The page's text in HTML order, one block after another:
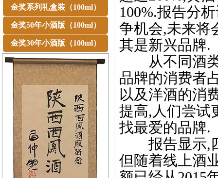
金奖系列礼盒装（100ml）
金奖50年小酒版（100ml）
金奖30年小酒版（100ml）
100%.报告分
争机会,未来将
其是新兴品牌.
从不同酒类
品牌的消费者
以及洋酒的消
提高,人们尝试
找最爱的品牌.
报告显示,四
但随着线上酒